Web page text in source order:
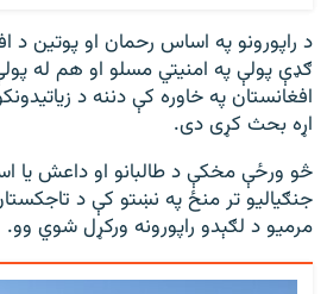
د راپورونو په اساس رحمان او پوتین د
ګډې پولې په امنیتي مسلو او هم له
افغانستان په خاوره کې دننه د
اړه بحث کړی دی.
څو ورځې مخکې د طالبانو او داعش یا
جنګیالیو تر منځ په نښتو کې د
مرمیو د لګېدو راپورونه ورکړل شوي وو.